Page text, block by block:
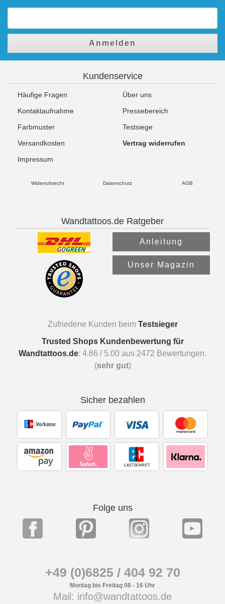
Anmelden
Kundenservice
Häufige Fragen
Über uns
Kontaktaufnahme
Pressebereich
Farbmuster
Testsiege
Versandkosten
Vertrag widerrufen
Impressum
Widerrufsrecht Datenschutz AGB
Wandtattoos.de Ratgeber
Anleitung
Unser Magazin
Zufriedene Kunden beim Testsieger
Trusted Shops Kundenbewertung für
Wandtattoos.de: 4.86 / 5.00 aus 2472 Bewertungen.
(sehr gut)
Sicher bezahlen
Folge uns
+49 (0)6825 / 404 92 70
Montag bis Freitag 08 - 16 Uhr
Mail: info@wandtattoos.de